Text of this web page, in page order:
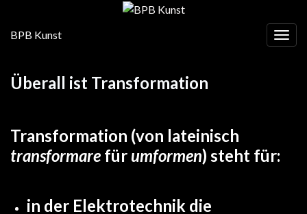
BPB Kunst
Überall ist Transformation
Transformation (von lateinisch
transformare für umformen) steht für:
in der Elektrotechnik die